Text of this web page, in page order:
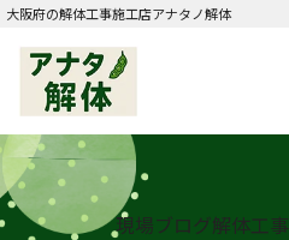
大阪府の解体工事施工店アナタノ解体
現場ブログ解体工